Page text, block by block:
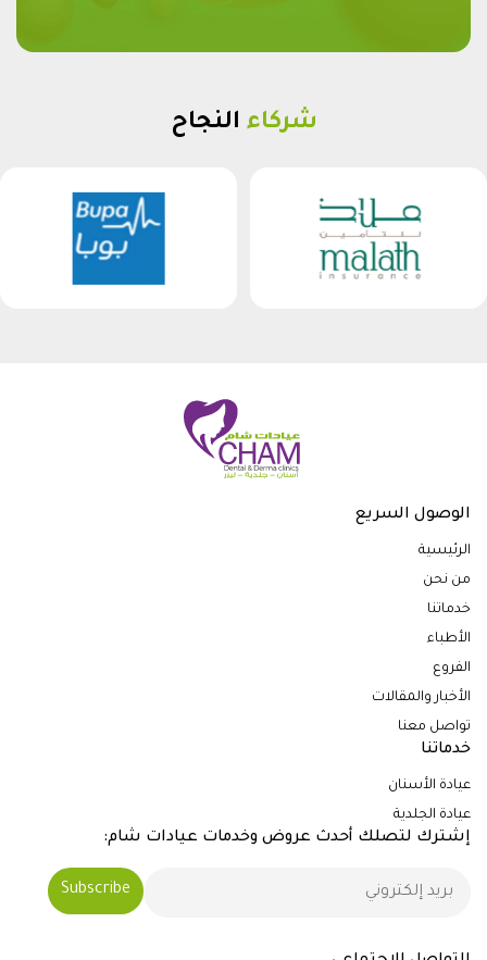
شركاء النجاح
الوصول السريع
الرئيسية
من نحن
خدماتنا
الأطباء
الفروع
الأخبار والمقالات
تواصل معنا
خدماتنا
عيادة الأسنان
عيادة الجلدية
إشترك لتصلك أحدث عروض وخدمات عيادات شام: